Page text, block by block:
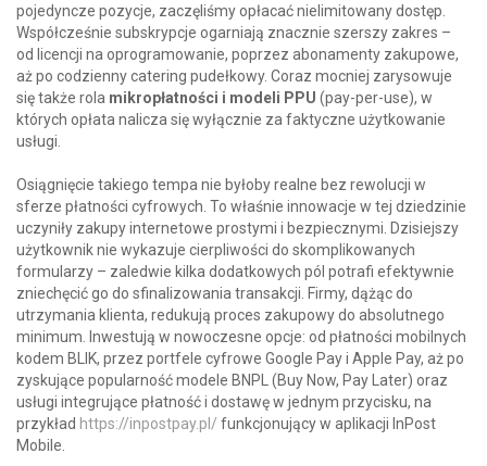
pojedyncze pozycje, zaczęliśmy opłacać nielimitowany dostęp.
Współcześnie subskrypcje ogarniają znacznie szerszy zakres –
od licencji na oprogramowanie, poprzez abonamenty zakupowe,
aż po codzienny catering pudełkowy. Coraz mocniej zarysowuje
się także rola mikropłatności i modeli PPU (pay-per-use), w
których opłata nalicza się wyłącznie za faktyczne użytkowanie
usługi.
Osiągnięcie takiego tempa nie byłoby realne bez rewolucji w
sferze płatności cyfrowych. To właśnie innowacje w tej dziedzinie
uczyniły zakupy internetowe prostymi i bezpiecznymi. Dzisiejszy
użytkownik nie wykazuje cierpliwości do skomplikowanych
formularzy – zaledwie kilka dodatkowych pól potrafi efektywnie
zniechęcić go do sfinalizowania transakcji. Firmy, dążąc do
utrzymania klienta, redukują proces zakupowy do absolutnego
minimum. Inwestują w nowoczesne opcje: od płatności mobilnych
kodem BLIK, przez portfele cyfrowe Google Pay i Apple Pay, aż po
zyskujące popularność modele BNPL (Buy Now, Pay Later) oraz
usługi integrujące płatność i dostawę w jednym przycisku, na
przykład https://inpostpay.pl/ funkcjonujący w aplikacji InPost
Mobile.